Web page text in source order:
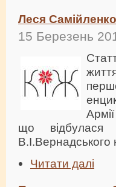
Леся
15 Березень
що відбулася
В.І.Вернадського
Читати далі